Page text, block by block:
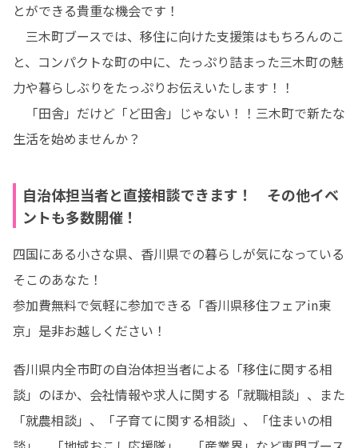
とができる貴重な機会です！
三木町ブースでは、移住に向けた支援策はもちろんのこ
と、コンパクトな町の中に、たっぷり詰まった三木町の魅
力や暮らしぶりをたっぷりお伝えいたします！！
「田舎」だけど「ど田舎」じゃない！！三木町で新たな
生活を始めませんか？
自治体担当者と直接相談できます！ その他イベ
ントも多数開催！
四国にある小さな県、香川県での暮らしが気になっている
そこのあなた！
参加費無料で気軽に参加できる「香川県移住フェアin東
京」是非お越しください！
香川県内全市町の自治体担当者による「移住に関する相
談」のほか、会社情報や求人に関する「就職相談」、また
「就農相談」、「子育てに関する相談」、「住まいの相